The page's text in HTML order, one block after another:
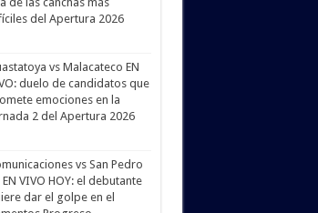
del Apertura 2026
vs Malacateco EN
duelo de candidatos que
emociones en la
2 del Apertura 2026
vs San Pedro
EN VIVO HOY: el debutante
dar el golpe en el